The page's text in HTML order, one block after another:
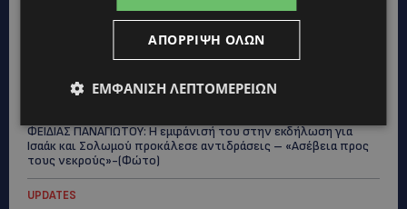
ΚΙΤΡΙΝΗ ΠΡΟΕΙΔΟΠΟΙΗΣΗ: Έτοιμοι για παραλία – Στους 40°C
ΦΕΙΔΙΑΣ ΠΑΝΑΓΙΩΤΟΥ: Η εμφάνισή του στην εκδήλωση για
Ισαάκ και Σολωμού προκάλεσε αντιδράσεις – «Ασέβεια προς
τους νεκρούς»-(Φώτο)
UPDATES
ΑΠΌΡΡΙΨΗ ΌΛΩΝ
ΕΜΦΆΝΙΣΗ ΛΕΠΤΟΜΕΡΕΙΏΝ